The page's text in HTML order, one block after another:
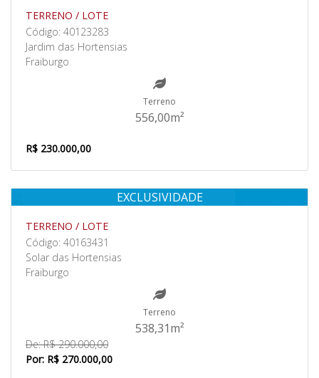
TERRENO / LOTE
Código: 40123283
Jardim das Hortensias
Fraiburgo
Terreno
556,00m²
R$ 230.000,00
Venda/Aluguel
EXCLUSIVIDADE
TERRENO / LOTE
Código: 40163431
Solar das Hortensias
Fraiburgo
Terreno
538,31m²
De: R$ 290.000,00
Por: R$ 270.000,00